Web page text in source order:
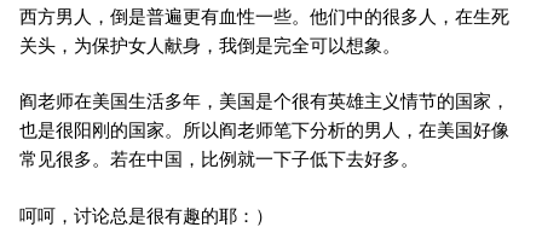
西方男人，倒是普遍更有血性一些。他们中的很多人，在生死
关头，为保护女人献身，我倒是完全可以想象。
阎老师在美国生活多年，美国是个很有英雄主义情节的国家，
也是很阳刚的国家。所以阎老师笔下分析的男人，在美国好像
常见很多。若在中国，比例就一下子低下去好多。
呵呵，讨论总是很有趣的耶：）